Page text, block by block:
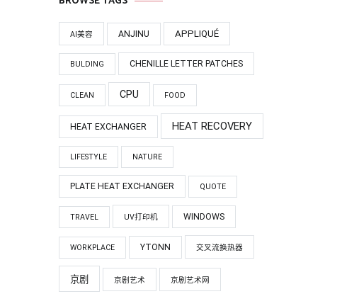
AI美容 ANJINU APPLIQUÉ
BULDING CHENILLE LETTER PATCHES
CLEAN CPU FOOD
HEAT EXCHANGER HEAT RECOVERY
LIFESTYLE NATURE
PLATE HEAT EXCHANGER QUOTE
TRAVEL UV打印机 WINDOWS
WORKPLACE YTONN 交叉流换热器
京剧 京剧艺术 京剧艺术网